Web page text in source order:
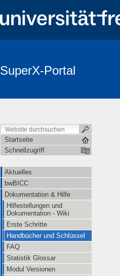
SuperX-Portal
Startseite
Schnellzugriff
Aktuelles
bwBICC
Dokumentation & Hilfe
Hilfestellungen und
Dokumentation - Wiki
Erste Schritte
Handbücher und Schlüssel
FAQ
Statistik Glossar
Modul Versionen